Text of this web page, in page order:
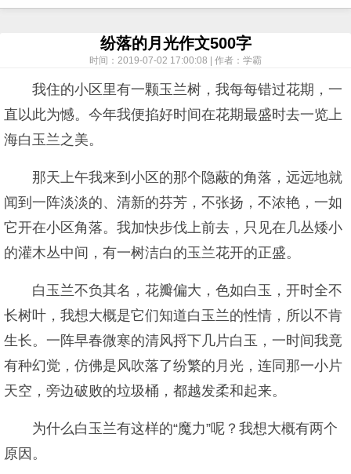
纷落的月光作文500字
时间：2019-07-02 17:00:08 | 作者：学霸
我住的小区里有一颗玉兰树，我每每错过花期，一
直以此为憾。今年我便掐好时间在花期最盛时去一览上
海白玉兰之美。
那天上午我来到小区的那个隐蔽的角落，远远地就
闻到一阵淡淡的、清新的芬芳，不张扬，不浓艳，一如
它开在小区角落。我加快步伐上前去，只见在几丛矮小
的灌木丛中间，有一树洁白的玉兰花开的正盛。
白玉兰不负其名，花瓣偏大，色如白玉，开时全不
长树叶，我想大概是它们知道白玉兰的性情，所以不肯
生长。一阵早春微寒的清风捋下几片白玉，一时间我竟
有种幻觉，仿佛是风吹落了纷繁的月光，连同那一小片
天空，旁边破败的垃圾桶，都越发柔和起来。
为什么白玉兰有这样的“魔力”呢？我想大概有两个
原因。